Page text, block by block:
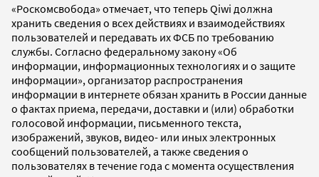
«Роскомсвобода» отмечает, что теперь Qiwi должна
хранить сведения о всех действиях и взаимодействиях
пользователей и передавать их ФСБ по требованию
службы. Согласно федеральному закону «Об
информации, информационных технологиях и о защите
информации», организатор распространения
информации в интернете обязан хранить в России данные
о фактах приема, передачи, доставки и (или) обработки
голосовой информации, письменного текста,
изображений, звуков, видео- или иных электронных
сообщений пользователей, а также сведения о
пользователях в течение года с момента осуществления